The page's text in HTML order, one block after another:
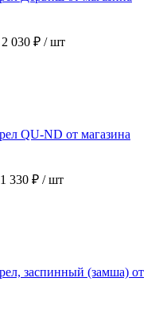
2 030 ₽ / шт
1 330 ₽ / шт